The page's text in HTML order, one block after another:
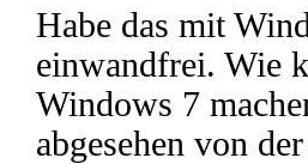
Habe das mit
einwandfrei. Wie
Windows 7
abgesehen von